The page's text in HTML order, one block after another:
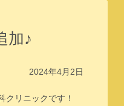
加♪
2024年4月2日
クリニックです！